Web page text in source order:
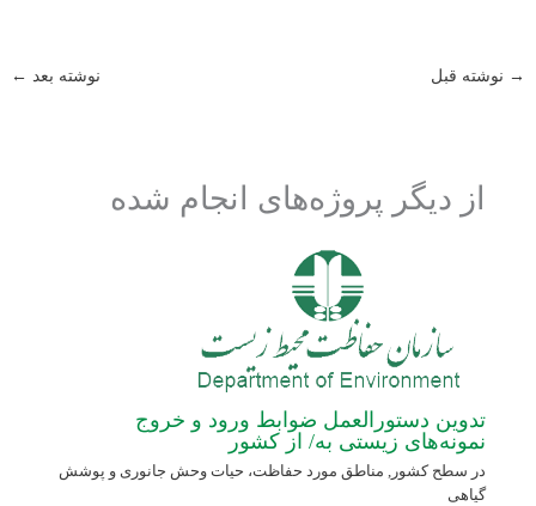
→ نوشته قبل نوشته بعد ←
از دیگر پروژه‌های انجام شده
تدوین دستورالعمل ضوابط ورود و خروج
نمونه‌های زیستی به/ از کشور
در سطح کشور , مناطق مورد حفاظت، حیات وحش جانوری و پوشش
گیاهی